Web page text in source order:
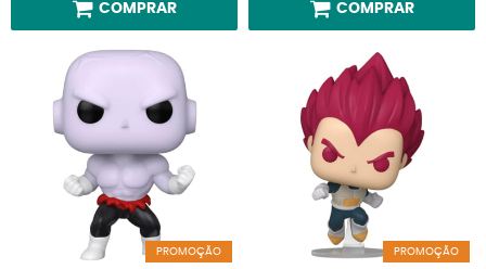
COMPRAR COMPRAR
PROMOÇÃO PROMOÇÃO